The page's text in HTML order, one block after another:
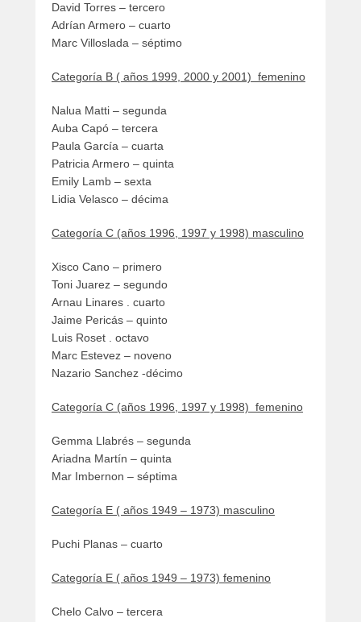
David Torres – tercero
Adrían Armero – cuarto
Marc Villoslada – séptimo
Categoría B ( años 1999, 2000 y 2001) femenino
Nalua Matti – segunda
Auba Capó – tercera
Paula García – cuarta
Patricia Armero – quinta
Emily Lamb – sexta
Lidia Velasco – décima
Categoría C (años 1996, 1997 y 1998) masculino
Xisco Cano – primero
Toni Juarez – segundo
Arnau Linares . cuarto
Jaime Pericás – quinto
Luis Roset . octavo
Marc Estevez – noveno
Nazario Sanchez -décimo
Categoría C (años 1996, 1997 y 1998) femenino
Gemma Llabrés – segunda
Ariadna Martín – quinta
Mar Imbernon – séptima
Categoría E ( años 1949 – 1973) masculino
Puchi Planas – cuarto
Categoría E ( años 1949 – 1973) femenino
Chelo Calvo – tercera